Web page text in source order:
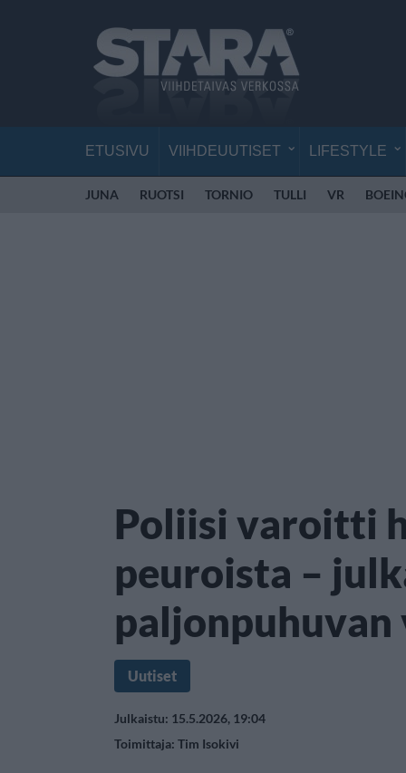
ETUSIVU VIIHDEUUTISET LIFESTYLE
JUNA RUOTSI TORNIO TULLI VR
Poliisi varoitti
peuroista –
paljonpuhuvan
Uutiset
Julkaistu: 15.5.2026, 19:04
Toimittaja: Tim Isokivi